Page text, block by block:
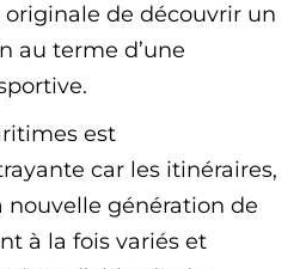
de découvrir un
au terme d’une
est
car les itinéraires,
nouvelle génération de
à la fois variés et